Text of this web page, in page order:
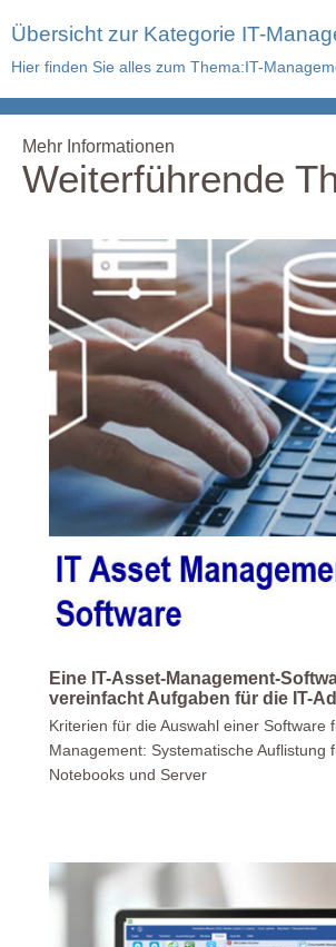
Übersicht zur Kategorie IT-
Hier finden Sie alles zum Thema:IT-
Mehr Informationen
Weiterführende
Eine IT-Asset-Management-
vereinfacht Aufgaben für die IT-
Kriterien für die Auswahl einer Software
Management: Systematische Auflistung
Notebooks und Server